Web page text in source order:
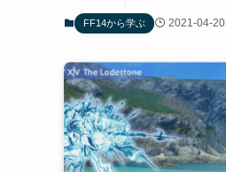
FF14から学ぶ 2021-04-20